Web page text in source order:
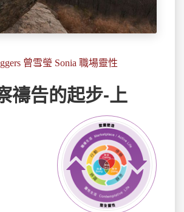
曾雪瑩 Sonia 職場靈性
禱告的起步-上